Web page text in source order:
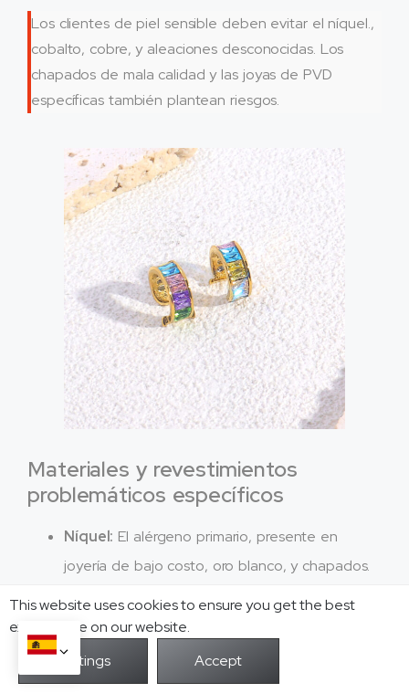
Los clientes de piel sensible deben evitar el níquel.,
cobalto, cobre, y aleaciones desconocidas. Los
chapados de mala calidad y las joyas de PVD
específicas también plantean riesgos.
Materiales y revestimientos
problemáticos específicos
Níquel: El alérgeno primario, presente en
joyería de bajo costo, oro blanco, y chapados.
Evite todas las aleaciones que contengan
níquel para pieles sensibles..
Cobalto y Cromo:
Estas son las causas
reconocidas de alergia de contacto.. Los
This website uses cookies to ensure you get the best
exprerience on our website.